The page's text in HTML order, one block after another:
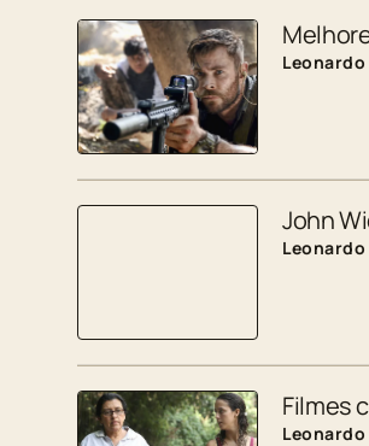
John
Filmes